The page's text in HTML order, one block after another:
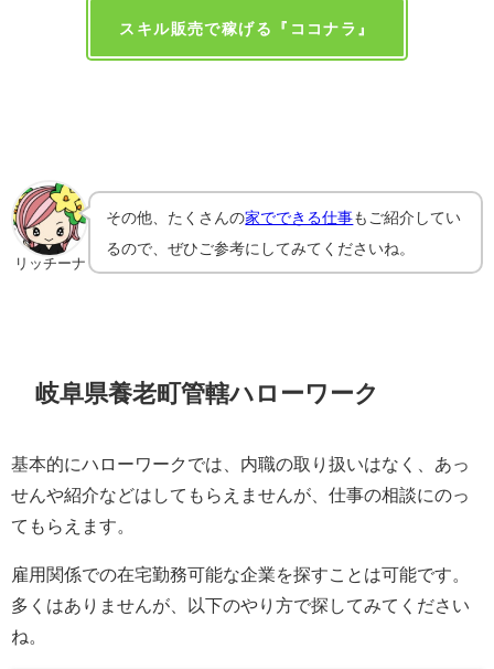
スキル販売で稼げる『ココナラ』
リッチーナ
その他、たくさんの家でできる仕事もご紹介してい
るので、ぜひご参考にしてみてくださいね。
岐阜県養老町管轄ハローワーク
基本的にハローワークでは、内職の取り扱いはなく、あっ
せんや紹介などはしてもらえませんが、仕事の相談にのっ
てもらえます。
雇用関係での在宅勤務可能な企業を探すことは可能です。
多くはありませんが、以下のやり方で探してみてください
ね。